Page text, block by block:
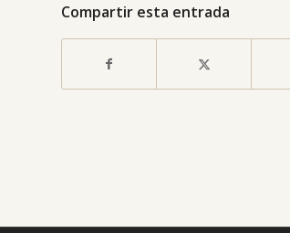
Compartir esta entrada